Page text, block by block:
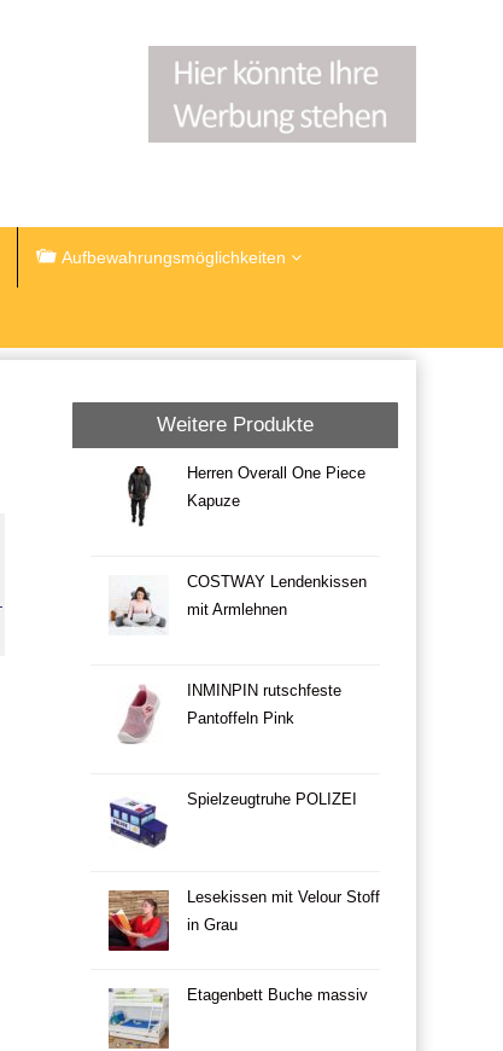
Aufbewahrungsmöglichkeiten
Weitere Produkte
Herren Overall One Piece
Kapuze
COSTWAY Lendenkissen
mit Armlehnen
INMINPIN rutschfeste
Pantoffeln Pink
Spielzeugtruhe POLIZEI
Lesekissen mit Velour Stoff
in Grau
Etagenbett Buche massiv